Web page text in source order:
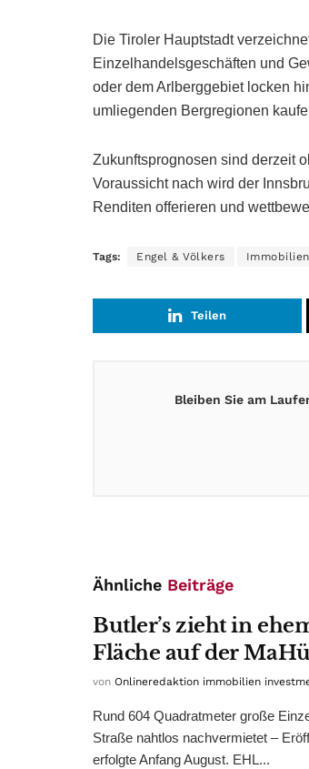
Die Tiroler Hauptstadt
Einzelhandelsgeschäften und
oder dem Arlberggebiet locken
umliegenden Bergregionen
Zukunftsprognosen sind derzeit
Voraussicht nach wird der
Renditen offerieren und
Tags: Engel & Völkers
Teilen
Bleiben Sie am
Ähnliche Beiträge
Butler’s zieht in
Fläche auf der
von Onlineredaktion immobilien
Rund 604 Quadratmeter große
Straße nahtlos nachvermietet –
erfolgte Anfang August. EHL...